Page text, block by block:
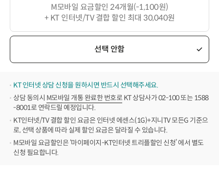
M모바일 요금할인 24개월(-1,100원)
+ KT 인터넷/TV 결합 할인 최대 30,040원
선택 안함
KT 인터넷 상담 신청을 원하시면 반드시 선택해주세요.
상담 동의시 M모바일 개통 완료한 번호로 KT 상담사가 02-100 또는 1588
-8001로 연락드릴 예정입니다.
KT인터넷/TV 결합 할인 요금은 인터넷 에센스(1G)+지니TV 모든G 기준으
로, 선택 상품에 따라 실제 할인 요금은 달라질 수 있습니다.
M모바일 요금할인은 ‘마이페이지-KT인터넷 트리플할인 신청’ 에서 별도
신청 필요합니다.